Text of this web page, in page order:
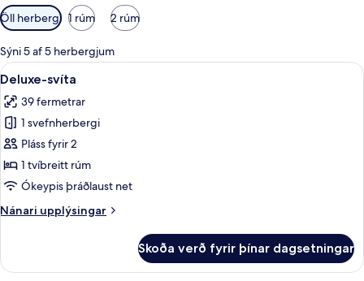
Síur
í
boði
fyrir
herbergi
Öll herbergi 1 rúm 2 rúm
Sýni 5 af 5 herbergjum
Skoða
allar
myndir
fyrir
Deluxe-
svíta
Deluxe-svíta | Míníbar, straujárn/
15
Deluxe-svíta
39 fermetrar
1 svefnherbergi
Pláss fyrir 2
1 tvíbreitt rúm
Ókeypis þráðlaust net
Nánari upplýsingar
Nánari
svíta
Skoða verð fyrir þínar dagsetningar